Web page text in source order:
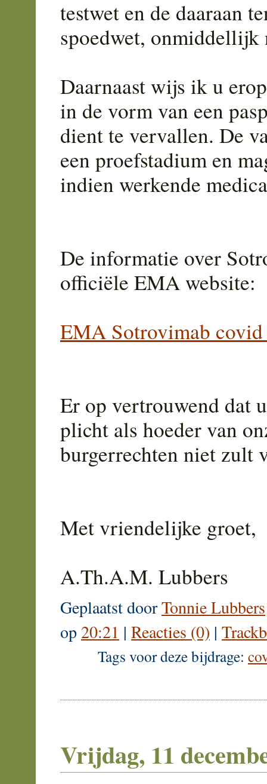
testwet en de daaraan
spoedwet,
Daarnaast wijs ik u
in de vorm van een
dient te vervallen. De
een proefstadium en
indien werkende
De informatie over
officiële EMA website:
EMA Sotrovimab
Er op vertrouwend dat
plicht als hoeder van
burgerrechten niet zult
Met vriendelijke groet,
A.Th.A.M. Lubbers
Geplaatst doorTonnie Lubbers
op 20:21 | Reacties (0) |
Tags voor deze bijdrage:
Vrijdag, 11